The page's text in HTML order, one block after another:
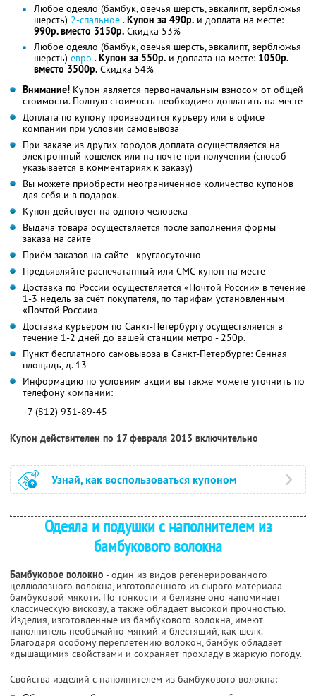
Любое одеяло (бамбук, овечья шерсть, эвкалипт, верблюжья
шерсть) 2-спальное .Купон за 490р. и доплата на месте:
990р. вместо 3150р. Скидка 53%
Любое одеяло (бамбук, овечья шерсть, эвкалипт, верблюжья
шерсть) евро .Купон за 550р. и доплата на месте: 1050р.
вместо 3500р. Скидка 54%
Внимание! Купон является первоначальным взносом от общей
стоимости. Полную стоимость необходимо доплатить на месте
Доплата по купону производится курьеру или в офисе
компании при условии самовывоза
При заказе из других городов доплата осуществляется на
электронный кошелек или на почте при получении (способ
указывается в комментариях к заказу)
Вы можете приобрести неограниченное количество купонов
для себя и в подарок.
Купон действует на одного человека
Выдача товара осуществляется после заполнения формы
заказа на сайте
Приём заказов на сайте - круглосуточно
Предъявляйте распечатанный или СМС-купон на месте
Доставка по России осуществляется «Почтой России» в течение
1-3 недель за счёт покупателя, по тарифам установленным
«Почтой России»
Доставка курьером по Санкт-Петербургу осуществляется в
течение 1-2 дней до вашей станции метро - 250р.
Пункт бесплатного самовывоза в Санкт-Петербурге: Сенная
площадь, д. 13
Информацию по условиям акции вы также можете уточнить по
телефону компании:
+7 (812) 931-89-45
Купон действителен по 17 февраля 2013 включительно
Узнай, как воспользоваться купоном
Одеяла и подушки с наполнителем из
бамбукового волокна
Бамбуковое волокно - один из видов регенерированного
целлюлозного волокна, изготовленного из сырого материала
бамбуковой мякоти. По тонкости и белизне оно напоминает
классическую вискозу, а также обладает высокой прочностью.
Изделия, изготовленные из бамбукового волокна, имеют
наполнитель необычайно мягкий и блестящий, как шелк.
Благодаря особому переплетению волокон, бамбук обладает
«дышащими» свойствами и сохраняет прохладу в жаркую погоду.
Свойства изделий с наполнителем из бамбукового волокна: